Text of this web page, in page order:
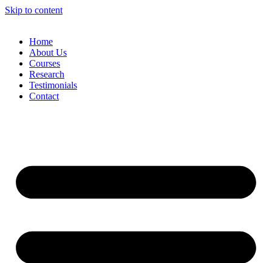
Skip to content
Home
About Us
Courses
Research
Testimonials
Contact